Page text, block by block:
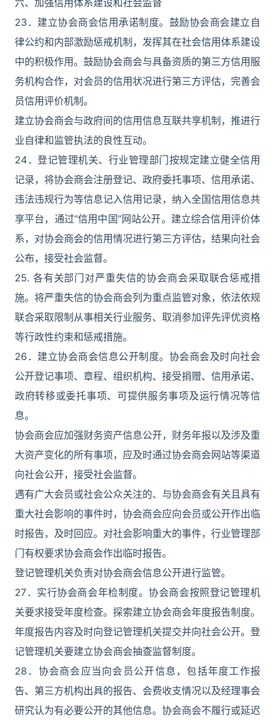
六、加强信用体系建设和社会监督
23．建立协会商会信用承诺制度。鼓励协会商会建立自
律公约和内部激励惩戒机制，发挥其在社会信用体系建设
中的积极作用。鼓励协会商会与具备资质的第三方信用服
务机构合作，对会员的信用状况进行第三方评估，完善会
员信用评价机制。
建立协会商会与政府间的信用信息互联共享机制，推进行
业自律和监管执法的良性互动。
24．登记管理机关、行业管理部门按规定建立健全信用
记录，将协会商会注册登记、政府委托事项、信用承诺、
违法违规行为等信息记入信用记录，纳入全国信用信息共
享平台，通过“信用中国”网站公开。建立综合信用评价体
系，对协会商会的信用情况进行第三方评估，结果向社会
公布，接受社会监督。
25. 各有关部门对严重失信的协会商会采取联合惩戒措
施。将严重失信的协会商会列为重点监管对象，依法依规
联合采取限制从事相关行业服务、取消参加评先评优资格
等行政性约束和惩戒措施。
26．建立协会商会信息公开制度。协会商会及时向社会
公开登记事项、章程、组织机构、接受捐赠、信用承诺、
政府转移或委托事项、可提供服务事项及运行情况等信
息。
协会商会应加强财务资产信息公开，财务年报以及涉及重
大资产变化的所有事项，应及时通过协会商会网站等渠道
向社会公开，接受社会监督。
遇有广大会员或社会公众关注的、与协会商会有关且具有
重大社会影响的事件时，协会商会应向会员或公开作出临
时报告，及时回应。对社会影响重大的事件，行业管理部
门有权要求协会商会作出临时报告。
登记管理机关负责对协会商会信息公开进行监管。
27．实行协会商会年检制度。协会商会按照登记管理机
关要求接受年度检查。探索建立协会商会年度报告制度。
年度报告内容及时向登记管理机关提交并向社会公开。登
记管理机关要建立协会商会抽查监督制度。
28．协会商会应当向会员公开信息，包括年度工作报
告、第三方机构出具的报告、会费收支情况以及经理事会
研究认为有必要公开的其他信息。协会商会不履行或延迟